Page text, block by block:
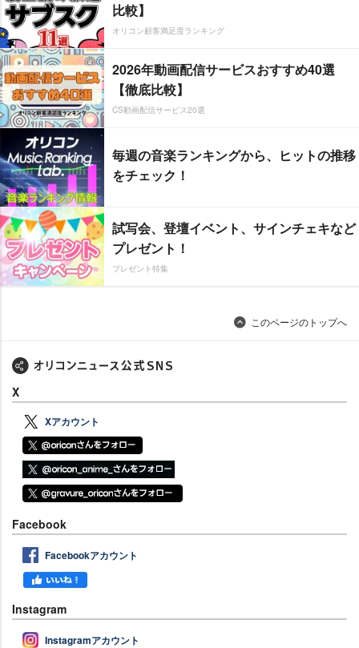
比較】
オリコン顧客満足度ランキング
2026年動画配信サービスおすすめ40選
【徹底比較】
CS動画配信サービス20選
毎週の音楽ランキングから、ヒットの推移
をチェック！
試写会、登壇イベント、サインチェキなど
プレゼント！
プレゼント特集
このページのトップへ
X
Xアカウント
Facebook
Facebookアカウント
Instagram
Instagramアカウント